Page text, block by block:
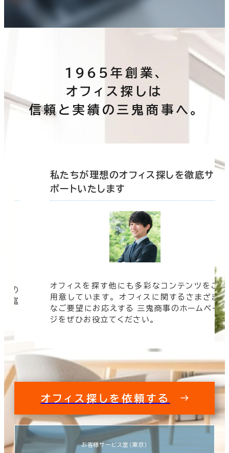
1965年創業、
オフィス探しは
信頼と実績の三鬼商事へ。
の
豊富
私たちが理想のオフィス探しを徹底サ
ポートいたします
オフィスを探す他にも多彩なコンテンツをご
用意しています。 オフィスに関するさまざま
なご要望にお応えする 三鬼商事のホームペー
ジをぜひお役立てください。
オフィス探しを依頼する
お客様サービス室（東京）